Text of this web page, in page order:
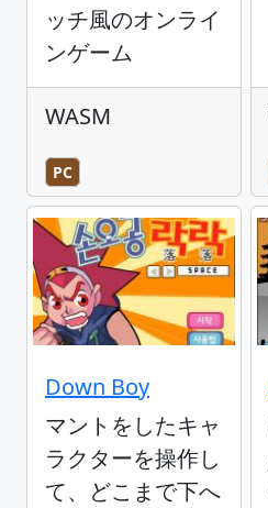
ッチ風のオンライ
ンゲーム
WASM
PC
Down Boy
マントをしたキャ
ラクターを操作し
て、どこまで下へ